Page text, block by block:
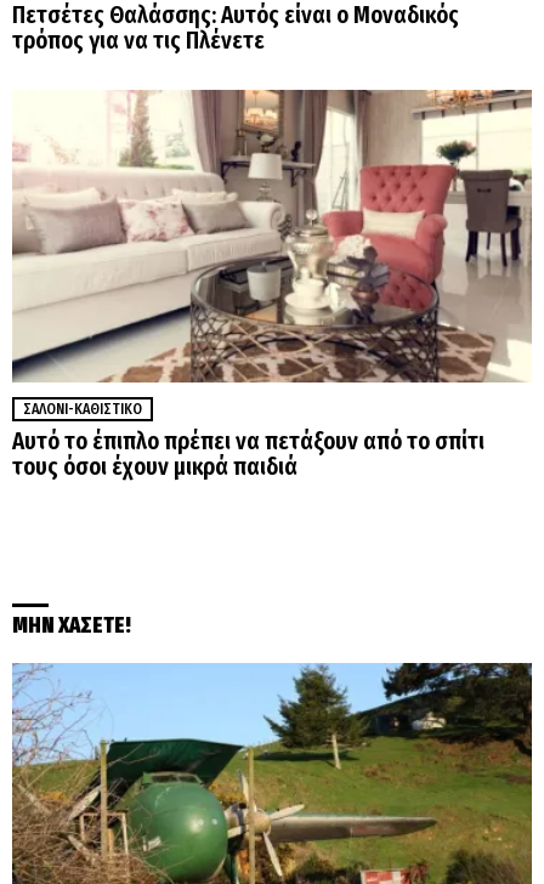
Πετσέτες Θαλάσσης: Αυτός είναι ο Μοναδικός
τρόπος για να τις Πλένετε
ΣΑΛΌΝΙ-ΚΑΘΙΣΤΙΚΌ
Αυτό το έπιπλο πρέπει να πετάξουν από το σπίτι
τους όσοι έχουν μικρά παιδιά
ΜΗΝ ΧΑΣΕΤΕ!